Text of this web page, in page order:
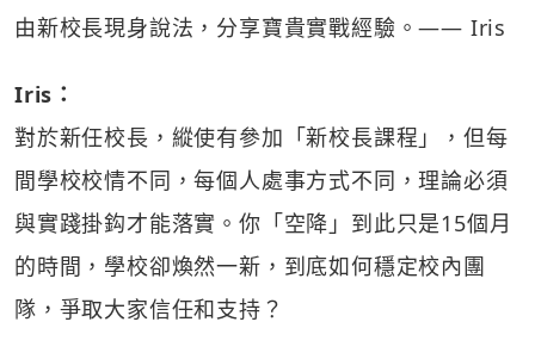
由新校長現身說法，分享寶貴實戰經驗。—— Iris
Iris：
對於新任校長，縱使有參加「新校長課程」，但每
間學校校情不同，每個人處事方式不同，理論必須
與實踐掛鈎才能落實。你「空降」到此只是15個月
的時間，學校卻煥然一新，到底如何穩定校內團
隊，爭取大家信任和支持？